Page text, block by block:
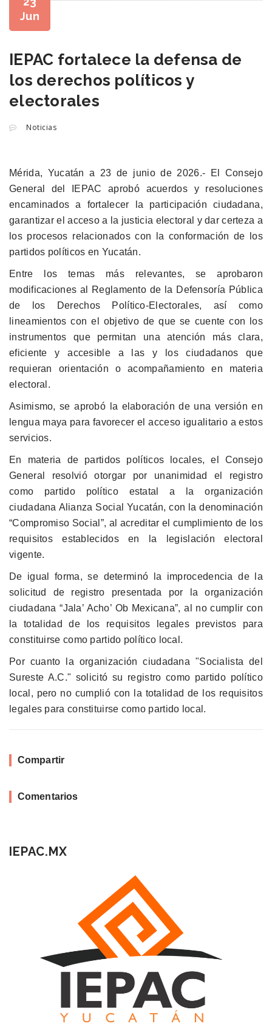
Jun
IEPAC fortalece la defensa de
los derechos políticos y
electorales
Noticias
Mérida, Yucatán a 23 de junio de 2026.- El Consejo
General del IEPAC aprobó acuerdos y resoluciones
encaminados a fortalecer la participación ciudadana,
garantizar el acceso a la justicia electoral y dar certeza a
los procesos relacionados con la conformación de los
partidos políticos en Yucatán.
Entre los temas más relevantes, se aprobaron
modificaciones al Reglamento de la Defensoría Pública
de los Derechos Político-Electorales, así como
lineamientos con el objetivo de que se cuente con los
instrumentos que permitan una atención más clara,
eficiente y accesible a las y los ciudadanos que
requieran orientación o acompañamiento en materia
electoral.
Asimismo, se aprobó la elaboración de una versión en
lengua maya para favorecer el acceso igualitario a estos
servicios.
En materia de partidos políticos locales, el Consejo
General resolvió otorgar por unanimidad el registro
como partido político estatal a la organización
ciudadana Alianza Social Yucatán, con la denominación
“Compromiso Social”, al acreditar el cumplimiento de los
requisitos establecidos en la legislación electoral
vigente.
De igual forma, se determinó la improcedencia de la
solicitud de registro presentada por la organización
ciudadana “Jala’ Acho’ Ob Mexicana”, al no cumplir con
la totalidad de los requisitos legales previstos para
constituirse como partido político local.
Por cuanto la organización ciudadana "Socialista del
Sureste A.C." solicitó su registro como partido político
local, pero no cumplió con la totalidad de los requisitos
legales para constituirse como partido local.
Compartir
Comentarios
IEPAC.MX